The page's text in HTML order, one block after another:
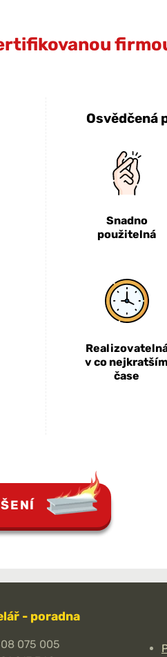
Osvědčená
Snadno
použitelná
v co nejkratším
čase
- poradna
075 005